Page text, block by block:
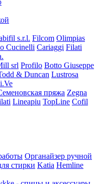
s.r.l. Filcom Olimpias
Cucinelli Cariaggi Filati
srl Profilo Botto Giuseppe
& Duncan Lustrosa
пряжа Zegna
Lineapiu TopLine Cofil
Органайзер ручной
стирки Katia Hemline